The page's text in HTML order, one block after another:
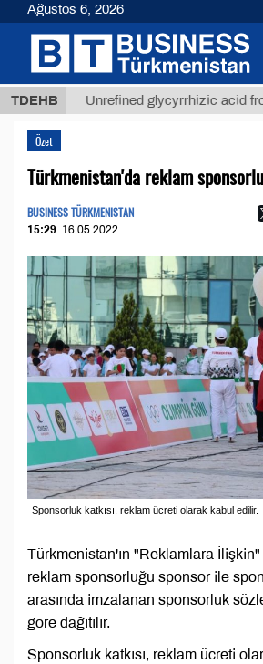
TDEHBUnrefined glycyrrhizic acid from
Özet
Türkmenistan'da reklam
BUSINESS TÜRKMENISTAN
15:29 16.05.2022
Sponsorluk katkısı, reklam ücreti olarak kabul edilir.
Türkmenistan'ın "Reklamlara İlişkin"
reklam sponsorluğu sponsor ile
arasında imzalanan sponsorluk
göre dağıtılır.
Sponsorluk katkısı, reklam ücreti
Ağustos 6, 2026